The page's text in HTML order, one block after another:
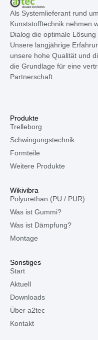
Als Systemlieferant rund
Kunststofftechnik nehmen
Dialog die optimale
Unsere langjährige
unsere hohe Qualität und
die Grundlage für eine
Partnerschaft.
Produkte
Trelleborg
Schwingungstechnik
Formteile
Weitere Produkte
Wikivibra
Polyurethan (PU / PUR)
Was ist Gummi?
Was ist Dämpfung?
Montage
Sonstiges
Start
Aktuell
Downloads
Über a2tec
Kontakt